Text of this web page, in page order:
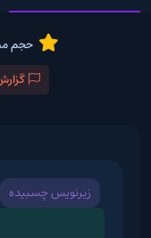
حجم
زیرنویس چسبیده